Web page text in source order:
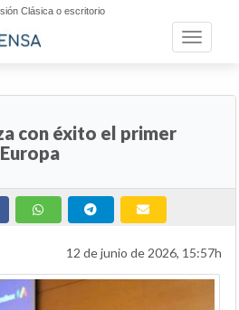
Clásica o escritorio
Toggle
con éxito el primer
12 de junio de 2026, 15:57h